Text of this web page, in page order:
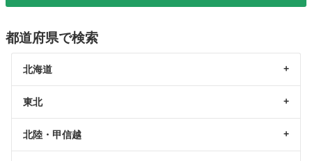
都道府県で検索
北海道
東北
北陸・甲信越